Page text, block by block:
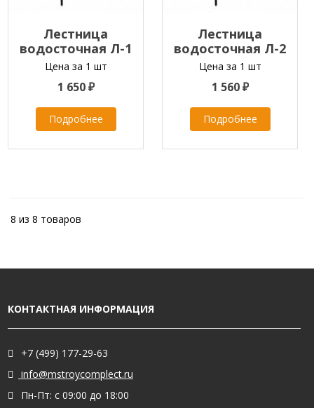
Лестница
водосточная Л-1
L=3,0м
Цена за 1 шт
1 650 ₽
Подробнее
Лестница
водосточная Л-2
L=4,3м
Цена за 1 шт
1 560 ₽
Подробнее
8 из 8 товаров
КОНТАКТНАЯ ИНФОРМАЦИЯ
+7 (499) 177-29-63
info@mstroycomplect.ru
Пн-Пт: с 09:00 до 18:00